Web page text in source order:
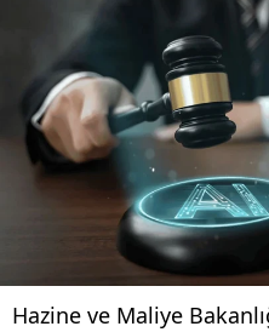
Hazine ve Maliye